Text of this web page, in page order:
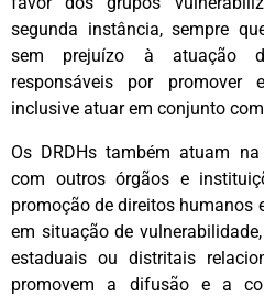
segunda instância, sempre
sem prejuízo à atuação
responsáveis por promover
inclusive atuar em conjunto
Os DRDHs também atuam na
com outros órgãos e
promoção de direitos humanos
em situação de
estaduais ou distritais
promovem a difusão e a